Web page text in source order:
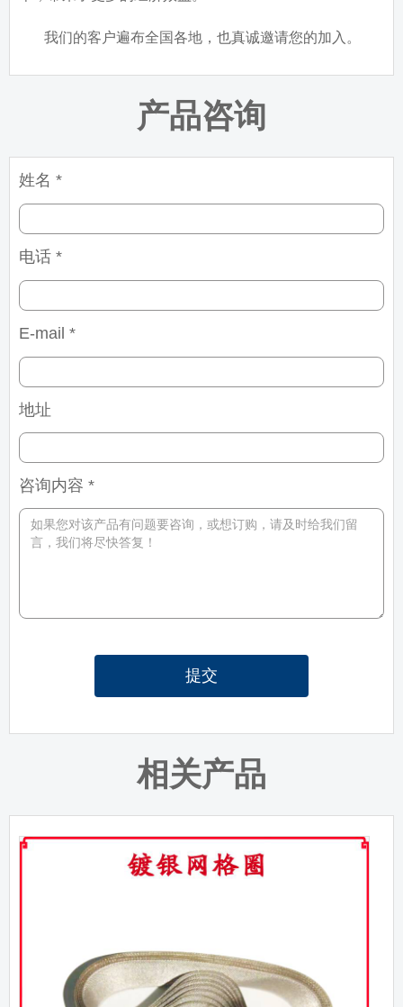
我们的客户遍布全国各地，也真诚邀请您的加入。
产品咨询
姓名 *
电话 *
E-mail *
地址
咨询内容 *
提交
相关产品